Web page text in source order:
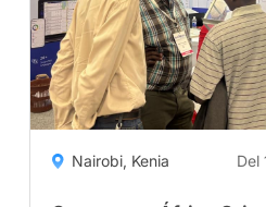
Nairobi, Kenia Del